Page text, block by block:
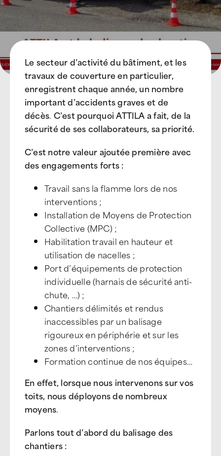
Le secteur d’activité du bâtiment, et les
travaux de couverture en particulier,
enregistrent chaque année, un nombre
important d’accidents graves et de
décès. C’est pourquoi ATTILA a fait, de la
sécurité de ses collaborateurs, sa priorité.
C’est notre valeur ajoutée première avec
des engagements forts :
Travail sans la flamme lors de nos
interventions ;
Installation de Moyens de Protection
Collective (MPC) ;
Habilitation travail en hauteur et
utilisation de nacelles ;
Port d’équipements de protection
individuelle (harnais de sécurité anti-
chute, …) ;
Chantiers délimités et rendus
inaccessibles par un balisage
rigoureux en périphérie et sur les
zones d’interventions ;
Formation continue de nos équipes…
En effet, lorsque nous intervenons sur vos
toits, nous déployons de nombreux
moyens.
Parlons tout d’abord du balisage des
chantiers :